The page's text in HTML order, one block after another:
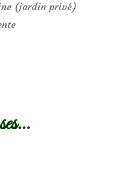
(jardin privé)